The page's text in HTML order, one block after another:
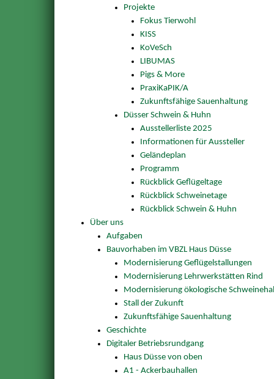
Projekte
Fokus Tierwohl
KISS
KoVeSch
LIBUMAS
Pigs & More
PraxiKaPIK/A
Zukunftsfähige Sauenhaltung
Düsser Schwein & Huhn
Ausstellerliste 2025
Informationen für Aussteller
Geländeplan
Programm
Rückblick Geflügeltage
Rückblick Schweinetage
Rückblick Schwein & Huhn
Über uns
Aufgaben
Bauvorhaben im VBZL Haus Düsse
Modernisierung Geflügelstallungen
Modernisierung Lehrwerkstätten Rind
Modernisierung ökologische
Stall der Zukunft
Zukunftsfähige Sauenhaltung
Geschichte
Digitaler Betriebsrundgang
Haus Düsse von oben
A1 - Ackerbauhallen